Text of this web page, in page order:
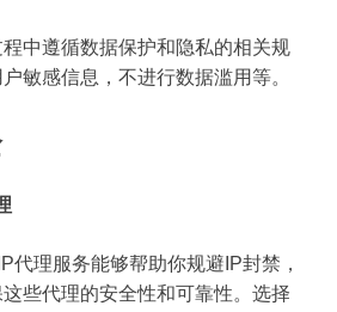
中遵循数据保护和隐私的相关规
敏感信息，不进行数据滥用等。
代理服务能够帮助你规避IP封禁，
些代理的安全性和可靠性。选择